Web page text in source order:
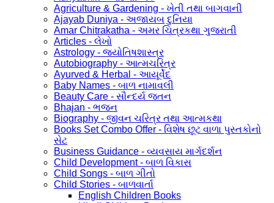
Agriculture & Gardening - ખેતી તથા બાગવાની
Ajayab Duniya - અજાયબ દુનિયા
Amar Chitrakatha - અમર ચિત્રકથા ગુજરાતી
Articles - લેખો
Astrology - જ્યોતિષશાસ્ત્ર
Autobiography - આત્મચરિત્ર
Ayurved & Herbal - આયૂર્વેદ
Baby Names - બાળ નામાવલી
Beauty Care - સૌન્દર્ય જતન
Bhajan - ભજન
Biography - જીવન ચરિત્ર તથા આત્મકથા
Books Set Combo Offer - વિશેષ છૂટ વાળા પુસ્તકોનો
સેટ
Business Guidance - વ્યવસાય માર્ગદર્શન
Child Development - બાળ વિકાસ
Child Songs - બાળ ગીતો
Child Stories - બાળવાર્તા
English Children Books